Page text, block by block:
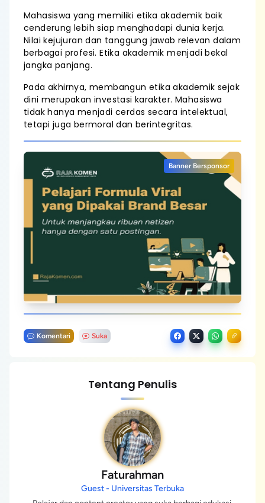
Mahasiswa yang memiliki etika akademik baik
cenderung lebih siap menghadapi dunia kerja.
Nilai kejujuran dan tanggung jawab relevan dalam
berbagai profesi. Etika akademik menjadi bekal
jangka panjang.
Pada akhirnya, membangun etika akademik sejak
dini merupakan investasi karakter. Mahasiswa
tidak hanya menjadi cerdas secara intelektual,
tetapi juga bermoral dan berintegritas.
Banner Bersponsor
Komentari Suka
Tentang Penulis
Faturahman
Guest - Universitas Terbuka